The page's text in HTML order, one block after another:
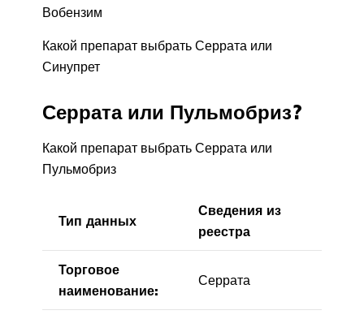
Вобензим
Какой препарат выбрать Серрата или
Синупрет
Серрата или Пульмобриз?
Какой препарат выбрать Серрата или
Пульмобриз
Тип данных
Сведения из
реестра
Торговое
наименование:
Серрата